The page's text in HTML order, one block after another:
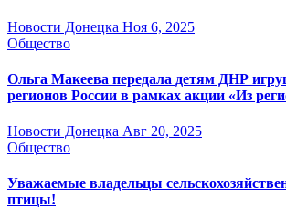
Новости Донецка Ноя 6, 2025
Общество
Ольга Макеева передала детям ДНР
регионов России в рамках акции «Из
Новости Донецка Авг 20, 2025
Общество
Уважаемые владельцы
птицы!